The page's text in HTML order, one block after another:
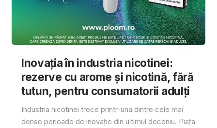
Inovația în industria nicotinei:
rezerve cu arome și nicotină, fără
tutun, pentru consumatorii adulți
Industria nicotinei trece printr-una dintre cele mai
dense perioade de inovație din ultimul deceniu. Piața